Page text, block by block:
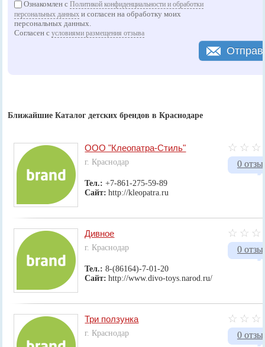
Ознакомлен сПолитикой конфиденциальности и обработки
персональных данных и согласен на обработку моих
персональных данных.
Согласен сусловиями размещения отзыва
Ближайшие Каталог детских брендов в Краснодаре
0
ООО "Клеопатра-Стиль"
г. Краснодар
Тел.:+7-861-275-59-89
Сайт: http://kleopatra.ru
0
Дивное
г. Краснодар
Тел.:8-(86164)-7-01-20
Сайт: http://www.divo-toys.narod.ru/
0
Три ползунка
г. Краснодар